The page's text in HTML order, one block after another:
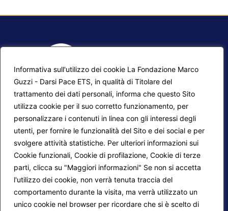
Informativa sull'utilizzo dei cookie La Fondazione Marco
Guzzi - Darsi Pace ETS, in qualità di Titolare del
trattamento dei dati personali, informa che questo Sito
utilizza cookie per il suo corretto funzionamento, per
personalizzare i contenuti in linea con gli interessi degli
utenti, per fornire le funzionalità del Sito e dei social e per
svolgere attività statistiche. Per ulteriori informazioni sui
Cookie funzionali, Cookie di profilazione, Cookie di terze
parti, clicca su "Maggiori informazioni" Se non si accetta
l'utilizzo dei cookie, non verrà tenuta traccia del
comportamento durante la visita, ma verrà utilizzato un
unico cookie nel browser per ricordare che si è scelto di
Mappa del sito
Progetti Darsi Pace
Login redattori
Calendario corsi
Privacy Policy
Cookie Policy
Seguici su: